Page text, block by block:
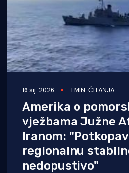
16 sij. 2026 1 MIN. ČITANJA
Amerika o
vježbama Južne
Iranom:
regionalnu
nedopustivo"